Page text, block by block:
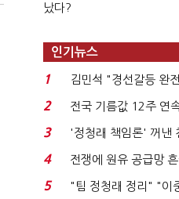
났다?
인기뉴스
1
김민석 "경선갈등 완
청래 "반명 공세 사...
2
전국 기름값 12주 연
발윳값 1909원...
3
'정청래 책임론' 꺼낸
는 추가투표 때리기...
4
전쟁에 원유 공급망
에너지안보 핵심...
5
"팀 정청래 정리" "이